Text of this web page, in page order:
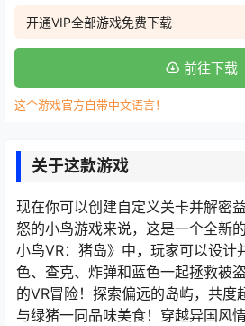
开通VIP全部游戏免费下载
前往下载
这个游戏官方自带中文语言！
关于这款游戏
现在你可以创建自定义关卡并解密
怒的小鸟游戏来说，这是一个全新
小鸟VR：猪岛》中，玩家可以设计
色、查克、炸弹和蓝色一起拯救被
的VR冒险！探索偏远的岛屿，共度
与绿猪一同品味美食！穿越异国风